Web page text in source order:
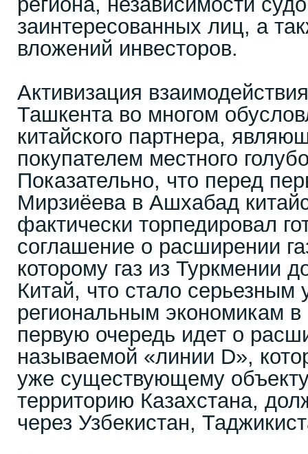
заинтересованных лиц, а
вложений инвесторов.
Активизация
Ташкента во многом
китайского партнера,
покупателем местного
Показательно, что перед
Мирзиёева в Ашхабад
фактически торпедировал
соглашение о расширении
которому газ из Туркмении
Китай, что стало серьезным
региональным экономикам
первую очередь идет о
называемой «линии D»,
уже существующему
территорию Казахстана,
через Узбекистан,